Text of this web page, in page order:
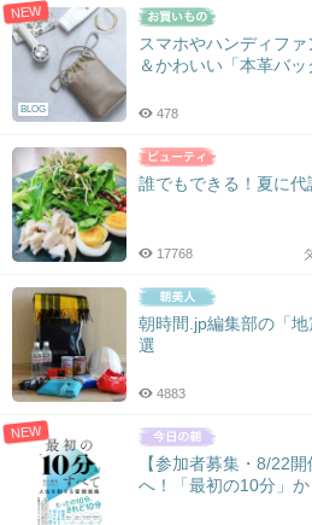
NEW
BLOG
スマホやハンディフ
＆かわいい「本革バッ
478
誰でもできる！夏に
17768
朝時間.jp編集部の「
選
4883
NEW
【参加者募集・8/22
へ！「最初の10分」か